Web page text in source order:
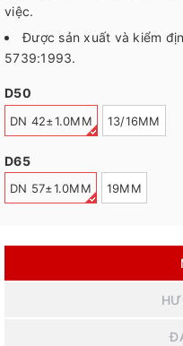
việc.
Được sản xuất và kiểm
5739:1993.
D50
DN 42±1.0MM 13/16MM
D65
DN 57±1.0MM 19MM